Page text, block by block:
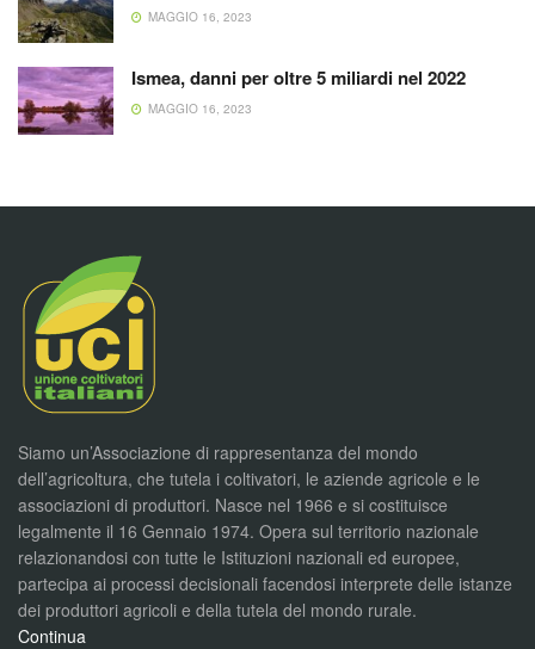
MAGGIO 16, 2023
Ismea, danni per oltre 5 miliardi nel 2022
MAGGIO 16, 2023
Siamo un’Associazione di rappresentanza del mondo
dell’agricoltura, che tutela i coltivatori, le aziende agricole e le
associazioni di produttori. Nasce nel 1966 e si costituisce
legalmente il 16 Gennaio 1974. Opera sul territorio nazionale
relazionandosi con tutte le Istituzioni nazionali ed europee,
partecipa ai processi decisionali facendosi interprete delle istanze
dei produttori agricoli e della tutela del mondo rurale.
Continua